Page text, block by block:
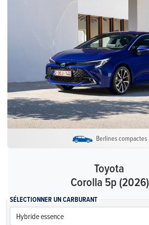
Berlines compactes
Toyota
Corolla 5p (2026)
SÉLECTIONNER UN CARBURANT